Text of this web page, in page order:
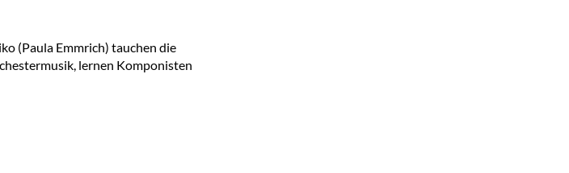
(Paula Emmrich) tauchen die
lernen Komponisten